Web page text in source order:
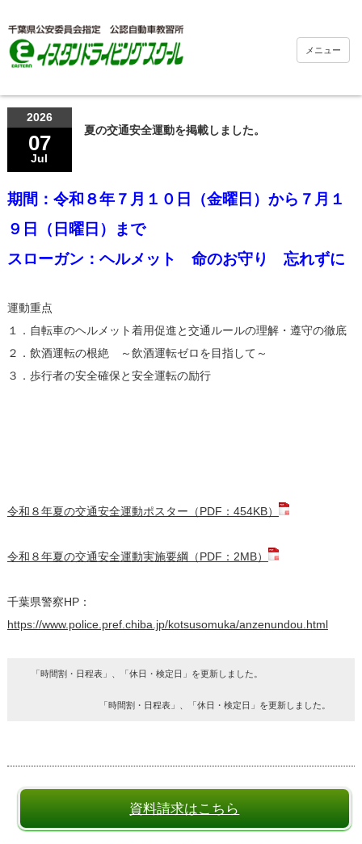
メニュー
2026
07
Jul
夏の交通安全運動を掲載しました。
期間：令和８年７月１０日（金曜日）から７月１
９日（日曜日）まで
スローガン：ヘルメット 命のお守り 忘れずに
運動重点
１．自転車のヘルメット着用促進と交通ルールの理解・遵守の徹底
２．飲酒運転の根絶 ～飲酒運転ゼロを目指して～
３．歩行者の安全確保と安全運転の励行
令和８年夏の交通安全運動ポスター（PDF：454KB）
令和８年夏の交通安全運動実施要綱（PDF：2MB）
千葉県警察HP：
https://www.police.pref.chiba.jp/kotsusomuka/anzenundou.html
「時間割・日程表」、「休日・検定日」を更新しました。
「時間割・日程表」、「休日・検定日」を更新しました。
資料請求はこちら